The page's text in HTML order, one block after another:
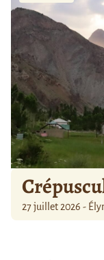
27 juillet 2026 -